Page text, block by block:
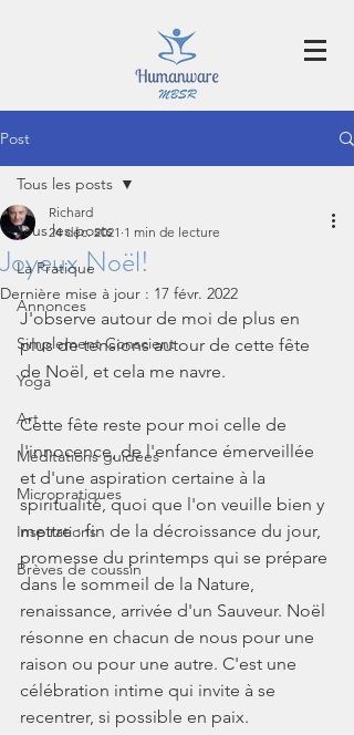
Post
Tous les posts
La Pratique
Annonces
Simplement Conscient
Yoga
Art
Méditations guidées
Micropratiques
Inspirations
Brèves de coussin
Tous les posts
Joyeux Noël!
Richard
24 déc. 2021 1 min de lecture
Dernière mise à jour : 17 févr. 2022
J'observe autour de moi de plus en
plus de tensions autour de cette fête
de Noël, et cela me navre.
Cette fête reste pour moi celle de
l'innocence, de l'enfance émerveillée
et d'une aspiration certaine à la
spiritualité, quoi que l'on veuille bien y
mettre : fin de la décroissance du jour,
promesse du printemps qui se prépare
dans le sommeil de la Nature,
renaissance, arrivée d'un Sauveur. Noël
résonne en chacun de nous pour une
raison ou pour une autre. C'est une
célébration intime qui invite à se
recentrer, si possible en paix.